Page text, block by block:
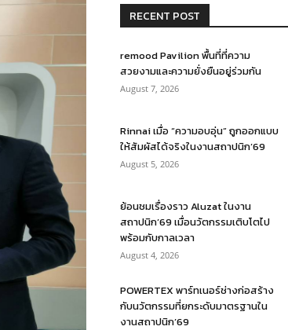
RECENT POST
remood Pavilion พื้นที่ที่ความ
สวยงามและความยั่งยืนอยู่ร่วมกัน
August 7, 2026
Rinnai เมื่อ “ความอบอุ่น” ถูกออกแบบ
ให้สัมผัสได้จริงในงานสถาปนิก’69
August 5, 2026
ย้อนชมเรื่องราว Aluzat ในงาน
สถาปนิก’69 เมื่อนวัตกรรมเติบโตไป
พร้อมกับกาลเวลา
August 4, 2026
POWERTEX พาร์ทเนอร์ช่างก่อสร้าง
กับนวัตกรรมที่ยกระดับมาตรฐานใน
งานสถาปนิก’69